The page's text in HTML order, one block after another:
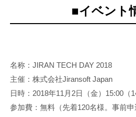
■イベント
名称：JIRAN TECH DAY 2018
主催：株式会社Jiransoft Japan
日時：2018年11月2日（金）15:00（
参加費：無料（先着120名様。事前申